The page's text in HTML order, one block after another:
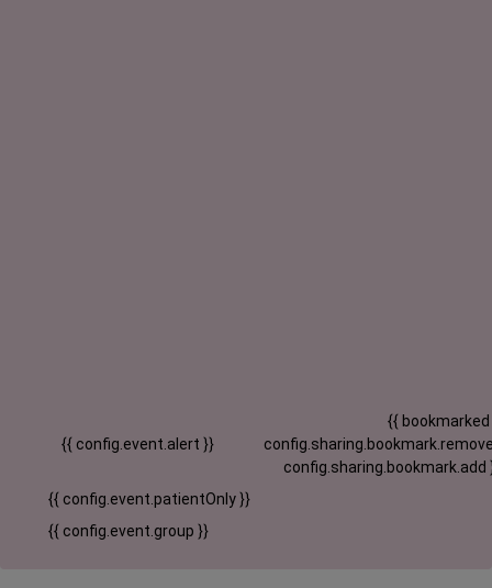
{{ config.event.alert }}
{{ bookmarked
config.sharing.bookmark.add
{{ config.event.patientOnly }}
{{ config.event.group }}